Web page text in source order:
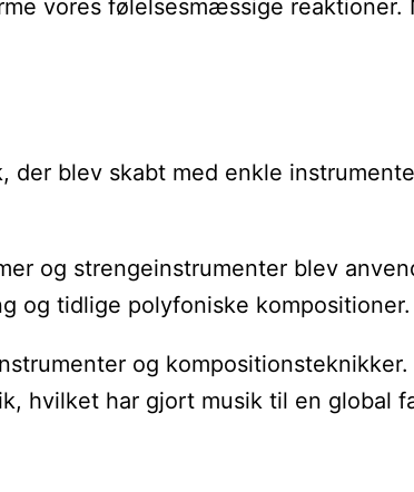
vores følelsesmæssige
blev skabt med enkle
og strengeinstrumenter blev
og tidlige polyfoniske kompositioner.
og
hvilket har gjort musik til en global